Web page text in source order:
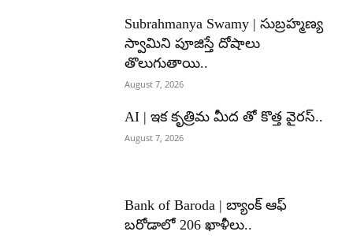
Subrahmanya Swamy | సుబ్రహ్మణ్య
స్వామిని పూజిస్తే దోషాలు
తొలుగుతాయి..
August 7, 2026
AI | ఇక కృత్రిమ మీద తో కొత్త వైరస్..
August 7, 2026
Bank of Baroda | బ్యాంక్‌ ఆఫ్‌
బరోడాలో 206 ఖాళీలు..